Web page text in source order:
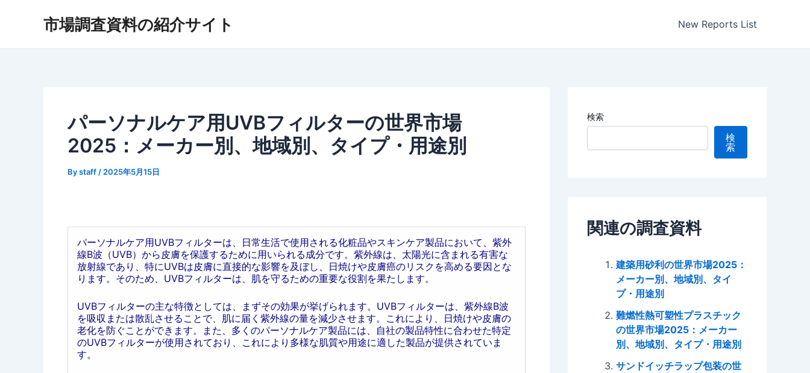
市場調査資料の紹介サイト New Reports List
パーソナルケア用UVBフィルターの世界市場
2025：メーカー別、地域別、タイプ・用途別
Bystaff / 2025年5月15日
パーソナルケア用UVBフィルターは、日常生活で使用される化粧品やスキンケア製品において、紫外
線B波（UVB）から皮膚を保護するために用いられる成分です。紫外線は、太陽光に含まれる有害な
放射線であり、特にUVBは皮膚に直接的な影響を及ぼし、日焼けや皮膚癌のリスクを高める要因とな
ります。そのため、UVBフィルターは、肌を守るための重要な役割を果たします。
UVBフィルターの主な特徴としては、まずその効果が挙げられます。UVBフィルターは、紫外線B波
を吸収または散乱させることで、肌に届く紫外線の量を減少させます。これにより、日焼けや皮膚の
老化を防ぐことができます。また、多くのパーソナルケア製品には、自社の製品特性に合わせた特定
のUVBフィルターが使用されており、これにより多様な肌質や用途に適した製品が提供されていま
す。
検索
検
索
関連の調査資料
建築用砂利の世界市場2025：
メーカー別、地域別、タイ
プ・用途別
難燃性熱可塑性プラスチック
の世界市場2025：メーカー
別、地域別、タイプ・用途別
サンドイッチラップ包装の世